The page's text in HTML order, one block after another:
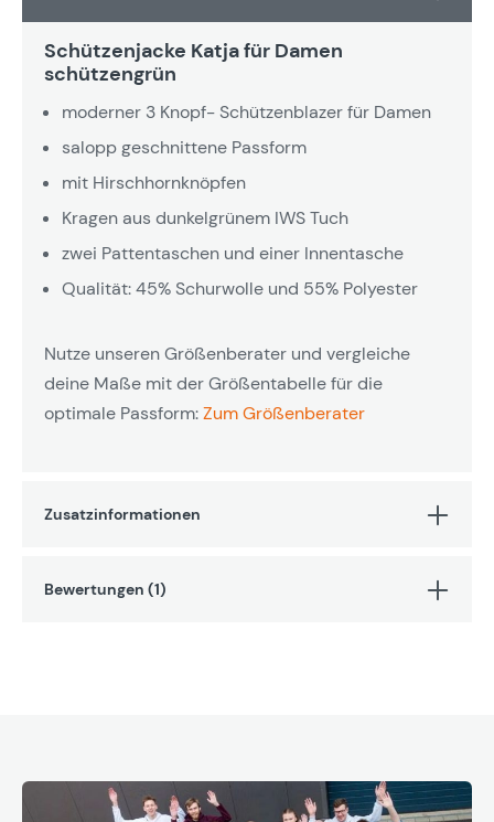
Schützenjacke Katja für Damen
schützengrün
moderner 3 Knopf- Schützenblazer für Damen
salopp geschnittene Passform
mit Hirschhornknöpfen
Kragen aus dunkelgrünem IWS Tuch
zwei Pattentaschen und einer Innentasche
Qualität: 45% Schurwolle und 55% Polyester
Nutze unseren Größenberater und vergleiche
deine Maße mit der Größentabelle für die
optimale Passform:Zum Größenberater
Zusatzinformationen
Bewertungen (1)